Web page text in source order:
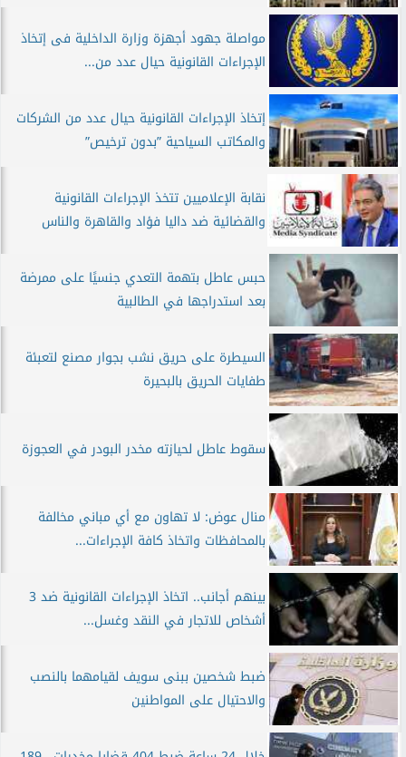
مواصلة جهود أجهزة وزارة الداخلية فى إتخاذ
الإجراءات القانونية حيال عدد من...
إتخاذ الإجراءات القانونية حيال عدد من الشركات
والمكاتب السياحية ”بدون ترخيص”
نقابة الإعلاميين تتخذ الإجراءات القانونية
والقضائية ضد داليا فؤاد والقاهرة والناس
حبس عاطل بتهمة التعدي جنسيًا على ممرضة
بعد استدراجها في الطالبية
السيطرة على حريق نشب بجوار مصنع لتعبئة
طفايات الحريق بالبحيرة
سقوط عاطل لحيازته مخدر البودر في العجوزة
منال عوض: لا تهاون مع أي مباني مخالفة
بالمحافظات واتخاذ كافة الإجراءات...
بينهم أجانب.. اتخاذ الإجراءات القانونية ضد 3
أشخاص للاتجار في النقد وغسل...
ضبط شخصين ببنى سويف لقيامهما بالنصب
والاحتيال على المواطنين